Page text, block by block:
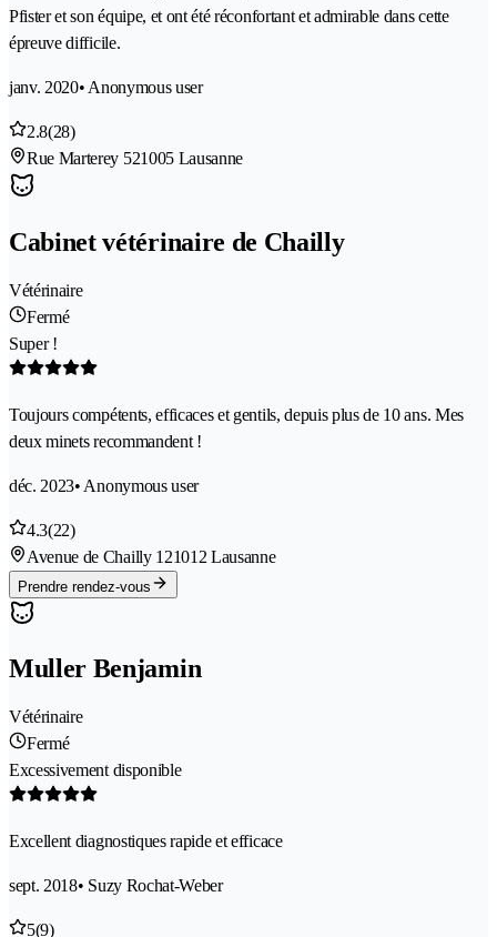
Pfister et son équipe, et ont été réconfortant et admirable dans cette
épreuve difficile.
janv. 2020• Anonymous user
2.8(28)
Rue Marterey 521005 Lausanne
Cabinet vétérinaire de Chailly
Vétérinaire
Fermé
Super !
Toujours compétents, efficaces et gentils, depuis plus de 10 ans. Mes
deux minets recommandent !
déc. 2023• Anonymous user
4.3(22)
Avenue de Chailly 121012 Lausanne
Prendre rendez-vous
Muller Benjamin
Vétérinaire
Fermé
Excessivement disponible
Excellent diagnostiques rapide et efficace
sept. 2018• Suzy Rochat-Weber
5(9)